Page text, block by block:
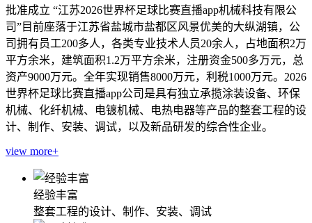
批准成立 “江苏2026世界杯足球比赛直播app机械科技有限公
司”目前座落于江苏省盐城市盐都区风景优美的大纵湖镇，公
司拥有员工200多人，各类专业技术人员20余人，占地面积2万
平方余米，建筑面积1.2万平方余米，注册资金500多万元，总
资产9000万元。全年实现销售8000万元，利税1000万元。2026
世界杯足球比赛直播app公司是具有独立承揽涂装设备、环保
机械、化纤机械、电镀机械、电热电器等产品的整套工程的设
计、制作、安装、调试，以及新品研发的综合性企业。
view more+
经验丰富
整套工程的设计、制作、安装、调试